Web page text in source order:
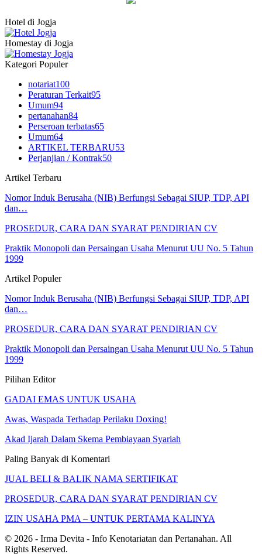
Hotel di Jogja
Homestay di Jogja
Kategori Populer
notariat100
Peraturan Terkait95
Umum94
pertanahan84
Perseroan terbatas65
Umum64
ARTIKEL TERBARU53
Perjanjian / Kontrak50
Artikel Terbaru
Nomor Induk Berusaha (NIB) Berfungsi Sebagai SIUP, TDP, API
dan…
PROSEDUR, CARA DAN SYARAT PENDIRIAN CV
Praktik Monopoli dan Persaingan Usaha Menurut UU No. 5 Tahun
1999
Artikel Populer
Nomor Induk Berusaha (NIB) Berfungsi Sebagai SIUP, TDP, API
dan…
PROSEDUR, CARA DAN SYARAT PENDIRIAN CV
Praktik Monopoli dan Persaingan Usaha Menurut UU No. 5 Tahun
1999
Pilihan Editor
GADAI EMAS UNTUK USAHA
Awas, Waspada Terhadap Perilaku Doxing!
Akad Ijarah Dalam Skema Pembiayaan Syariah
Paling Banyak di Komentari
JUAL BELI & BALIK NAMA SERTIFIKAT
PROSEDUR, CARA DAN SYARAT PENDIRIAN CV
IZIN USAHA PMA – UNTUK PERTAMA KALINYA
© 2026 - Irma Devita - Info Kenotariatan dan Pertanahan. All
Rights Reserved.